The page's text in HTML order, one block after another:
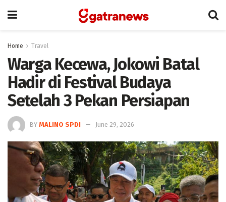
Home Travel
Warga Kecewa, Jokowi Batal
Hadir di Festival Budaya
Setelah 3 Pekan Persiapan
BY MALINO SPDI June 29, 2026